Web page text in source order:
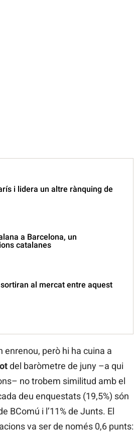
i lidera un altre rànquing de
a Barcelona, un
catalanes
al mercat entre aquest
enrenou, però hi ha cuina a
del baròmetre de juny –a qui
no trobem similitud amb el
deu enquestats (19,5%) són
BComú i l’11% de Junts. El
va ser de només 0,6 punts: